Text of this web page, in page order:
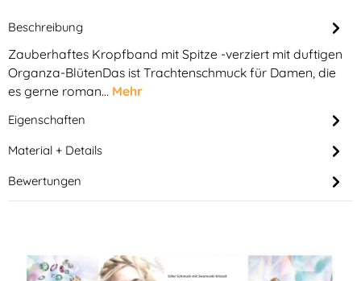
Beschreibung
Zauberhaftes Kropfband mit Spitze -verziert mit duftigen
Organza-BlütenDas ist Trachtenschmuck für Damen, die
es gerne roman… Mehr
Eigenschaften
Material + Details
Bewertungen